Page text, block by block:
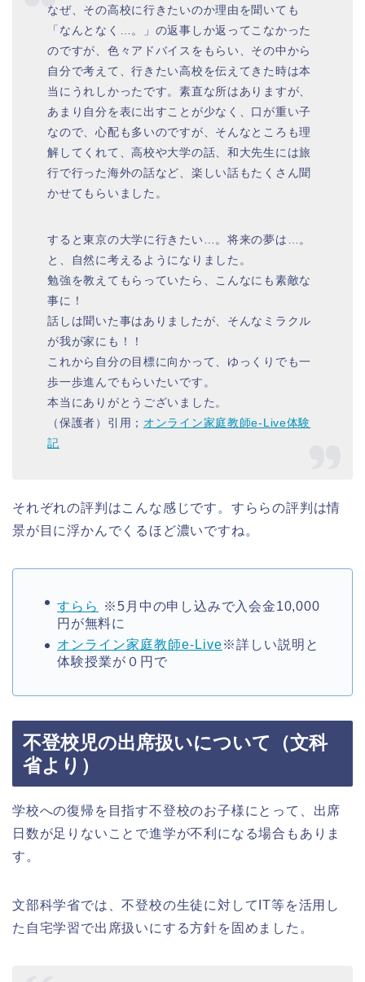
なぜ、その高校に行きたいのか理由を聞いても
「なんとなく…。」の返事しか返ってこなかった
のですが、色々アドバイスをもらい、その中から
自分で考えて、行きたい高校を伝えてきた時は本
当にうれしかったです。素直な所はありますが、
あまり自分を表に出すことが少なく、口が重い子
なので、心配も多いのですが、そんなところも理
解してくれて、高校や大学の話、和大先生には旅
行で行った海外の話など、楽しい話もたくさん聞
かせてもらいました。
すると東京の大学に行きたい…。将来の夢は…。
と、自然に考えるようになりました。
勉強を教えてもらっていたら、こんなにも素敵な
事に！
話しは聞いた事はありましたが、そんなミラクル
が我が家にも！！
これから自分の目標に向かって、ゆっくりでも一
歩一歩進んでもらいたいです。
本当にありがとうございました。
（保護者）引用； オンライン家庭教師e-Live体験
記
それぞれの評判はこんな感じです。すららの評判は情
景が目に浮かんでくるほど濃いですね。
すらら ※ 5 月中の申し込みで入会金10,000
円が無料に
オンライン家庭教師e-Live※詳しい説明と
体験授業が０円で
不登校児の出席扱いについて（文科
省より）
学校への復帰を目指す不登校のお子様にとって、出席
日数が足りないことで進学が不利になる場合もありま
す。
文部科学省では、不登校の生徒に対して IT等を活用し
た自宅学習で出席扱いにする方針を固めました。